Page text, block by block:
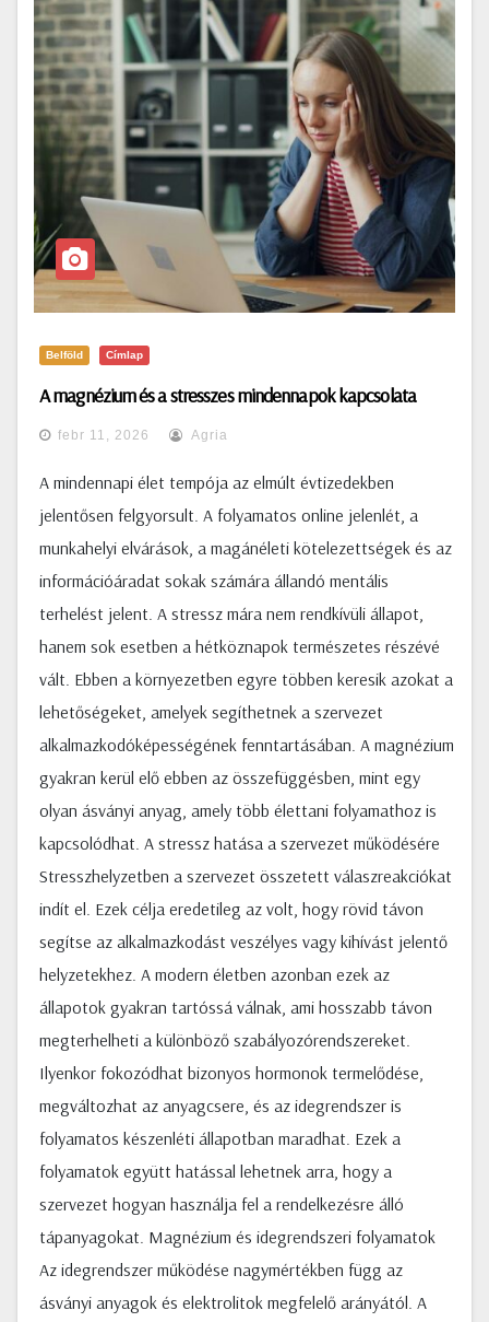
Belföld Címlap
A magnézium és a stresszes mindennapok kapcsolata
febr 11, 2026 Agria
A mindennapi élet tempója az elmúlt évtizedekben
jelentősen felgyorsult. A folyamatos online jelenlét, a
munkahelyi elvárások, a magánéleti kötelezettségek és az
információáradat sokak számára állandó mentális
terhelést jelent. A stressz mára nem rendkívüli állapot,
hanem sok esetben a hétköznapok természetes részévé
vált. Ebben a környezetben egyre többen keresik azokat a
lehetőségeket, amelyek segíthetnek a szervezet
alkalmazkodóképességének fenntartásában. A magnézium
gyakran kerül elő ebben az összefüggésben, mint egy
olyan ásványi anyag, amely több élettani folyamathoz is
kapcsolódhat. A stressz hatása a szervezet működésére
Stresszhelyzetben a szervezet összetett válaszreakciókat
indít el. Ezek célja eredetileg az volt, hogy rövid távon
segítse az alkalmazkodást veszélyes vagy kihívást jelentő
helyzetekhez. A modern életben azonban ezek az
állapotok gyakran tartóssá válnak, ami hosszabb távon
megterhelheti a különböző szabályozórendszereket.
Ilyenkor fokozódhat bizonyos hormonok termelődése,
megváltozhat az anyagcsere, és az idegrendszer is
folyamatos készenléti állapotban maradhat. Ezek a
folyamatok együtt hatással lehetnek arra, hogy a
szervezet hogyan használja fel a rendelkezésre álló
tápanyagokat. Magnézium és idegrendszeri folyamatok
Az idegrendszer működése nagymértékben függ az
ásványi anyagok és elektrolitok megfelelő arányától. A